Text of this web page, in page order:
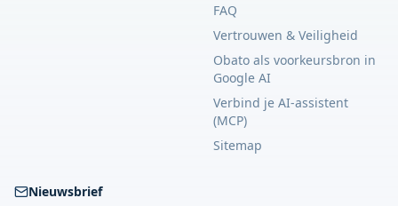
FAQ
Vertrouwen & Veiligheid
Obato als voorkeursbron in
Google AI
Verbind je AI-assistent
(MCP)
Sitemap
Nieuwsbrief